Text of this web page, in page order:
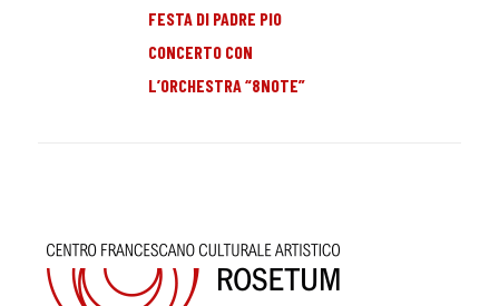
FESTA DI PADRE PIO
CONCERTO CON
L’ORCHESTRA “8NOTE”